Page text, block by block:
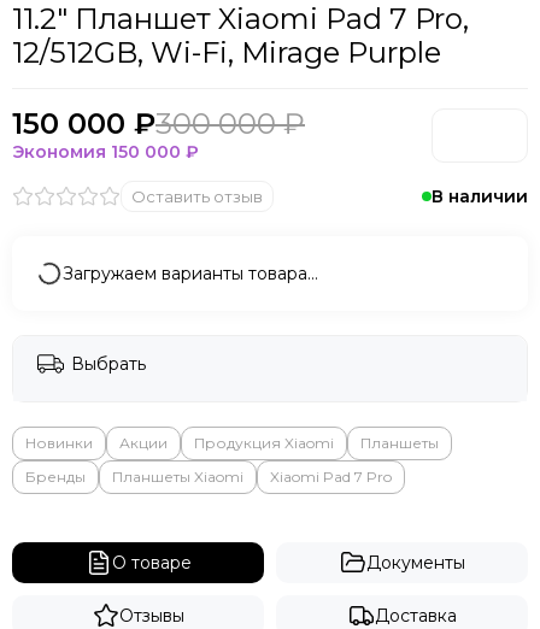
Oukitel
Pico
POCO
Sony
Valve
Whoop
ZTE
В наличии
11.2" Планшет Xiaomi Pad 7 Pro,
12/512GB, Wi-Fi, Mirage Purple
Оставить отзыв
150 000 ₽300 000 ₽
Экономия 150 000 ₽
Загружаем варианты товара…
Выбрать
Новинки Акции Продукция Xiaomi
Планшеты
Бренды
Планшеты Xiaomi Xiaomi Pad 7 Pro
О товаре Документы
Отзывы Доставка